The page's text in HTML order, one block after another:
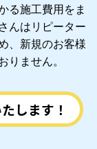
る施工費用をま
んはリピーター
、新規のお客様
ません。
します！